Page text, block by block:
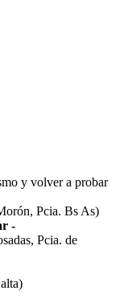
y volver a probar
Pcia. Bs As)
-
Pcia. de